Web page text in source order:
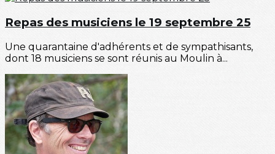
Repas des musiciens le 19 septembre 25
Une quarantaine d'adhérents et de sympathisants,
dont 18 musiciens se sont réunis au Moulin à...